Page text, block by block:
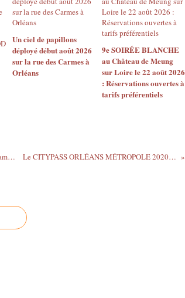
Un ciel de papillons
déployé début août 2026
sur la rue des Carmes à
Orléans
9e SOIRÉE BLANCHE
au Château de Meung
sur Loire le 22 août 2026
: Réservations ouvertes à
tarifs préférentiels
ESTIVALES DE BEAUGENCY (Loiret) : un programme pour bien vivre ensemble du 25 juillet au 30 août 2020 en Région Centre Val de Loire Le CITYPASS ORLÉANS MÉTROPOLE 2020 s’enrichit de précieuses NOUVEAUTÉS dont les versions moins de 12 ans et duo